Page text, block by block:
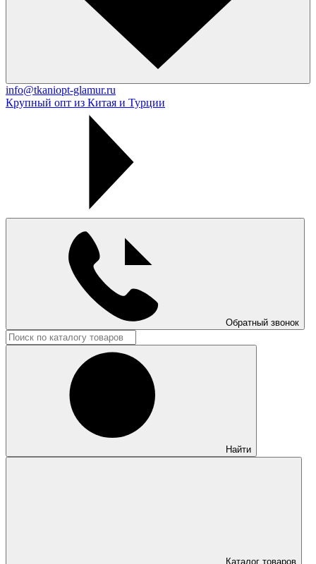
info@tkaniopt-glamur.ru
Крупный опт из Китая и Турции
Обратный звонок
Найти
Каталог товаров